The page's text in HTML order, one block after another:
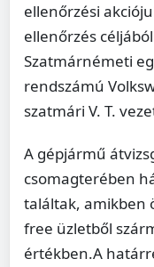
ellenőrzési
ellenőrzés
Szatmárnémeti
rendszámú
szatmári V. T.
A gépjármű
csomagterében
találtak, amikben
free üzletből
értékben.A